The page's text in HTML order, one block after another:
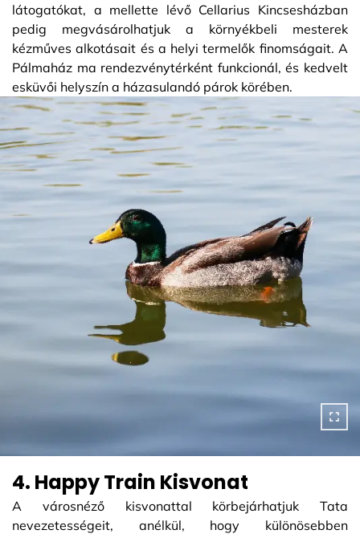
látogatókat, a mellette lévő Cellarius Kincsesházban
pedig megvásárolhatjuk a környékbeli mesterek
kézműves alkotásait és a helyi termelők finomságait. A
Pálmaház ma rendezvénytérként funkcionál, és kedvelt
esküvői helyszín a házasulandó párok körében.
4. Happy Train Kisvonat
A városnéző kisvonattal körbejárhatjuk Tata
nevezetességeit, anélkül, hogy különösebben